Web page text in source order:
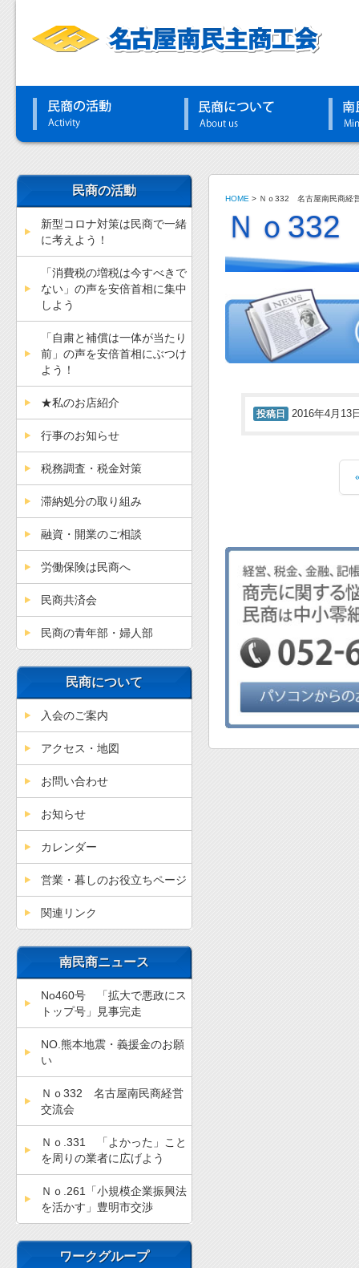
民商の活動
新型コロナ対策は民商で一緒
に考えよう！
「消費税の増税は今すべきで
ない」の声を安倍首相に集中
しよう
「自粛と補償は一体が当たり
前」の声を安倍首相にぶつけ
よう！
★私のお店紹介
行事のお知らせ
税務調査・税金対策
滞納処分の取り組み
融資・開業のご相談
労働保険は民商へ
民商共済会
民商の青年部・婦人部
民商について
入会のご案内
アクセス・地図
お問い合わせ
お知らせ
カレンダー
営業・暮しのお役立ちページ
関連リンク
南民商ニュース
No460号 「拡大で悪政にス
トップ号」見事完走
NO.熊本地震・義援金のお願
い
Ｎｏ332 名古屋南民商経営
交流会
Ｎｏ.331 「よかった」こと
を周りの業者に広げよう
Ｎｏ.261「小規模企業振興法
を活かす」豊明市交渉
ワークグループ
HOME > Ｎｏ332 名古屋南民商経
Ｎｏ
投稿日 2016年4月13